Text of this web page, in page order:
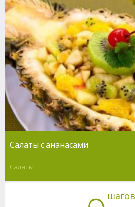
Салаты с ананасами
Салаты
шагов